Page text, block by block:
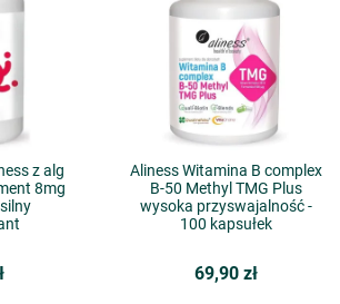
z alg
8mg
Aliness Witamina B complex
B-50 Methyl TMG Plus
wysoka przyswajalność -
100 kapsułek
69,90 zł